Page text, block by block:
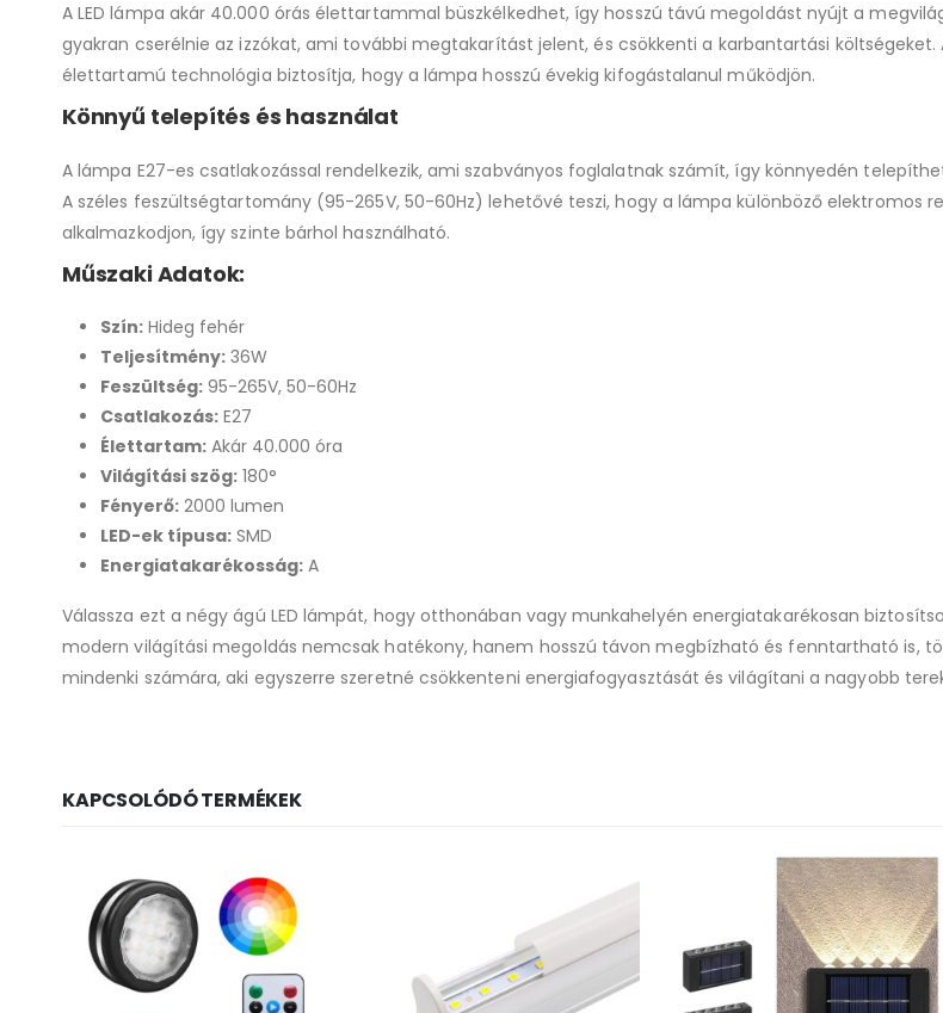
A LED lámpa akár 40.000 órás élettartammal büszkélkedhet, így hosszú távú megoldást nyújt a
gyakran cserélnie az izzókat, ami további megtakarítást jelent, és csökkenti a karbantartási költségeket.
élettartamú technológia biztosítja, hogy a lámpa hosszú évekig kifogástalanul működjön.
Könnyű telepítés és használat
A lámpa E27-es csatlakozással rendelkezik, ami szabványos foglalatnak számít, így könnyedén
A széles feszültségtartomány (95-265V, 50-60Hz) lehetővé teszi, hogy a lámpa különböző elektromos
alkalmazkodjon, így szinte bárhol használható.
Műszaki Adatok:
Szín: Hideg fehér
Teljesítmény: 36W
Feszültség: 95-265V, 50-60Hz
Csatlakozás: E27
Élettartam: Akár 40.000 óra
Világítási szög: 180°
Fényerő: 2000 lumen
LED-ek típusa: SMD
Energiatakarékosság: A
Válassza ezt a négy ágú LED lámpát, hogy otthonában vagy munkahelyén energiatakarékosan
modern világítási megoldás nemcsak hatékony, hanem hosszú távon megbízható és fenntartható is,
mindenki számára, aki egyszerre szeretné csökkenteni energiafogyasztását és világítani a nagyobb
KAPCSOLÓDÓ TERMÉKEK